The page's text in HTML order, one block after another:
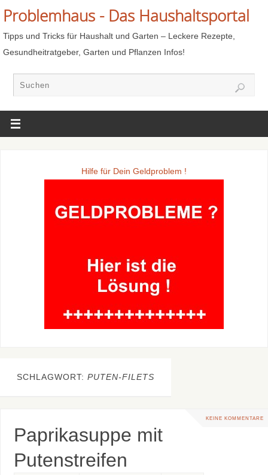
Problemhaus - Das Haushaltsportal
Tipps und Tricks für Haushalt und Garten – Leckere Rezepte,
Gesundheitratgeber, Garten und Pflanzen Infos!
Hilfe für Dein Geldproblem !
SCHLAGWORT: PUTEN-FILETS
KEINE KOMMENTARE
Paprikasuppe mit
Putenstreifen